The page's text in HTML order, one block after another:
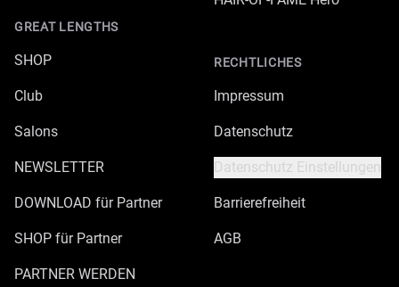
GREAT LENGTHS
SHOP
Club
Salons
NEWSLETTER
DOWNLOAD für Partner
SHOP für Partner
PARTNER WERDEN
RECHTLICHES
Impressum
Datenschutz
Datenschutz Einstellungen
Barrierefreiheit
AGB